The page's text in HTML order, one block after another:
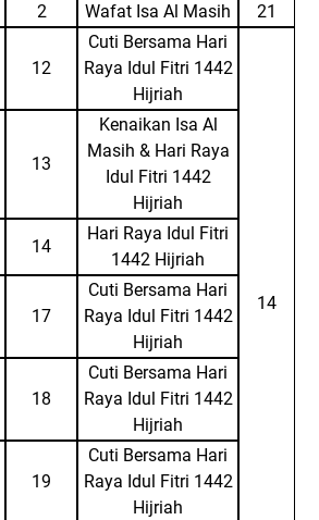
2 Wafat Isa Al Masih 21
12
Cuti Bersama Hari
Raya Idul Fitri 1442
Hijriah
14
13
Kenaikan Isa Al
Masih & Hari Raya
Idul Fitri 1442
Hijriah
14
Hari Raya Idul Fitri
1442 Hijriah
17
Cuti Bersama Hari
Raya Idul Fitri 1442
Hijriah
18
Cuti Bersama Hari
Raya Idul Fitri 1442
Hijriah
19
Cuti Bersama Hari
Raya Idul Fitri 1442
Hijriah